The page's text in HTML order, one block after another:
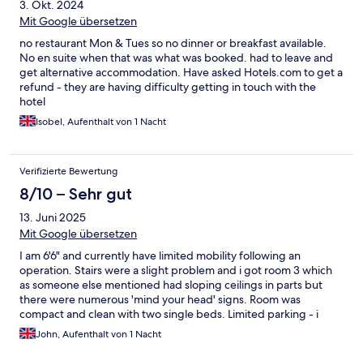
3. Okt. 2024
Mit Google übersetzen
no restaurant Mon & Tues so no dinner or breakfast available.
No en suite when that was what was booked. had to leave and
get alternative accommodation. Have asked Hotels.com to get a
refund - they are having difficulty getting in touch with the
hotel
Isobel, Aufenthalt von 1 Nacht
Verifizierte Bewertung
8/10 – Sehr gut
13. Juni 2025
Mit Google übersetzen
I am 6'6" and currently have limited mobility following an
operation. Stairs were a slight problem and i got room 3 which
as someone else mentioned had sloping ceilings in parts but
there were numerous 'mind your head' signs. Room was
compact and clean with two single beds. Limited parking - i
ended up being told to park on part of the pavement outside
the inn. Owner was very helpful but seemed to be pretty
John, Aufenthalt von 1 Nacht